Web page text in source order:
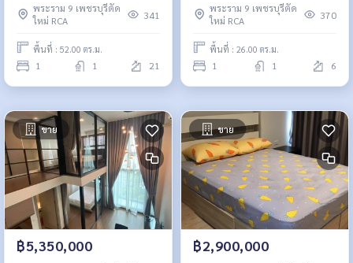
พระราม 9 เพชรบุรีตัด
ใหม่ RCA
341
พื้นที่ : 52.00 ตร.ม.
1 1 21
พระราม 9 เพชรบุรีตัด
ใหม่ RCA
370
พื้นที่ : 26.00 ตร.ม.
1 1 6
ขาย
฿5,350,000
ขาย
฿2,900,000